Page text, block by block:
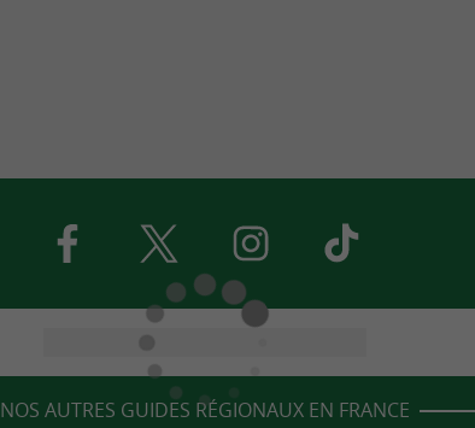
NOS AUTRES GUIDES RÉGIONAUX EN FRANCE